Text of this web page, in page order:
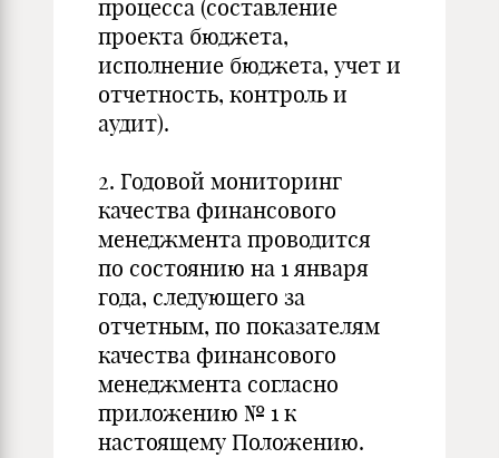
процесса (составление
проекта бюджета,
исполнение бюджета, учет и
отчетность, контроль и
аудит).
2. Годовой мониторинг
качества финансового
менеджмента проводится
по состоянию на 1 января
года, следующего за
отчетным, по показателям
качества финансового
менеджмента согласно
приложению № 1 к
настоящему Положению.